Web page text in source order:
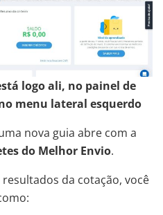
logo ali, no painel de
menu lateral esquerdo
nova guia abre com a
do Melhor Envio.
da cotação, você